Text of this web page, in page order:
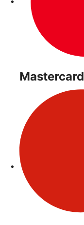
Mastercard